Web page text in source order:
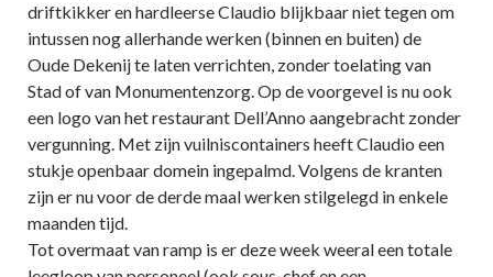
driftkikker en hardleerse Claudio blijkbaar niet tegen om
intussen nog allerhande werken (binnen en buiten) de
Oude Dekenij te laten verrichten, zonder toelating van
Stad of van Monumentenzorg. Op de voorgevel is nu ook
een logo van het restaurant Dell’Anno aangebracht zonder
vergunning. Met zijn vuilniscontainers heeft Claudio een
stukje openbaar domein ingepalmd. Volgens de kranten
zijn er nu voor de derde maal werken stilgelegd in enkele
maanden tijd.
Tot overmaat van ramp is er deze week weeral een totale